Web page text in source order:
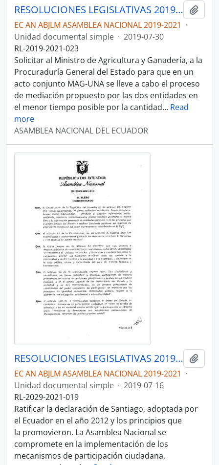
RESOLUCIONES LEGISLATIVAS 2019-2021
EC AN ABJLM ASAMBLEA NACIONAL 2019-2021 ·
Unidad documental simple · 2019-07-30
RL-2019-2021-023
Solicitar al Ministro de Agricultura y Ganadería, a la
Procuraduría General del Estado para que en un
acto conjunto MAG-UNA se lleve a cabo el proceso
de mediación propuesto por las dos entidades en
el menor tiempo posible por la cantidad… Read
more
ASAMBLEA NACIONAL DEL ECUADOR
RESOLUCIONES LEGISLATIVAS 2019-2021
EC AN ABJLM ASAMBLEA NACIONAL 2019-2021 ·
Unidad documental simple · 2019-07-16
RL-2029-2021-019
Ratificar la declaración de Santiago, adoptada por
el Ecuador en el año 2012 y los principios que
la promovieron. La Asamblea Nacional se
compromete en la implementación de los
mecanismos de participación ciudadana,